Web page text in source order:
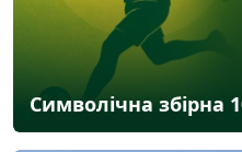
Символічна збірна